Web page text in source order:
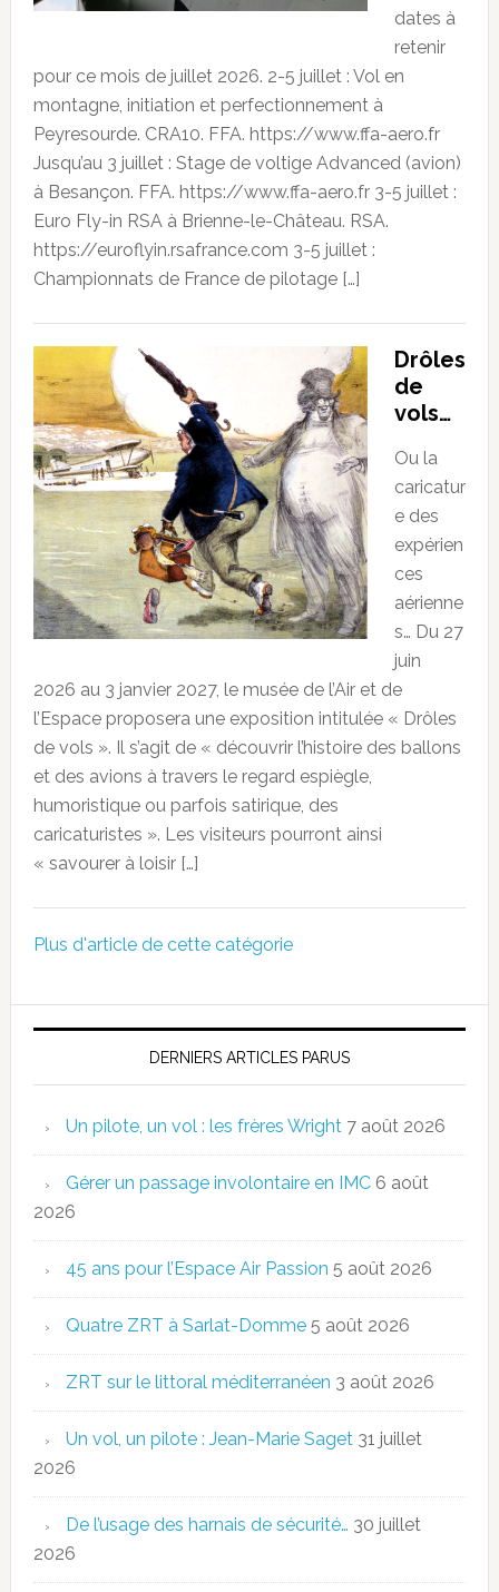
dates à
retenir
pour ce mois de juillet 2026. 2-5 juillet : Vol en
montagne, initiation et perfectionnement à
Peyresourde. CRA10. FFA. https://www.ffa-aero.fr
Jusqu’au 3 juillet : Stage de voltige Advanced (avion)
à Besançon. FFA. https://www.ffa-aero.fr 3-5 juillet :
Euro Fly-in RSA à Brienne-le-Château. RSA.
https://euroflyin.rsafrance.com 3-5 juillet :
Championnats de France de pilotage […]
Drôles
de
vols…
Ou la
caricatur
e des
expérien
ces
aérienne
s… Du 27
juin
2026 au 3 janvier 2027, le musée de l’Air et de
l’Espace proposera une exposition intitulée « Drôles
de vols ». Il s’agit de « découvrir l’histoire des ballons
et des avions à travers le regard espiègle,
humoristique ou parfois satirique, des
caricaturistes ». Les visiteurs pourront ainsi
« savourer à loisir […]
Plus d'article de cette catégorie
DERNIERS ARTICLES PARUS
Un pilote, un vol : les frères Wright 7 août 2026
Gérer un passage involontaire en IMC 6 août
2026
45 ans pour l’Espace Air Passion 5 août 2026
Quatre ZRT à Sarlat-Domme 5 août 2026
ZRT sur le littoral méditerranéen 3 août 2026
Un vol, un pilote : Jean-Marie Saget 31 juillet
2026
De l’usage des harnais de sécurité… 30 juillet
2026